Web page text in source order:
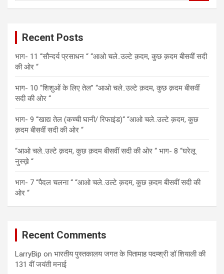
Recent Posts
भाग- 11 “सौन्दर्य प्रसाधन “ “आओ चले..उल्टे क़दम, कुछ क़दम बीसवीं सदी
की ओर “
भाग- 10 “शिशुओं के लिए तेल” “आओ चले..उल्टे क़दम, कुछ क़दम बीसवीं
सदी की ओर “
भाग- 9 “खाद्य तेल (कच्ची घानी/ रिफाइंड)“ “आओ चले..उल्टे क़दम, कुछ
क़दम बीसवीं सदी की ओर “
“आओ चले..उल्टे क़दम, कुछ क़दम बीसवीं सदी की ओर “ भाग- 8 “घरेलू
नुस्ख़े “
भाग- 7 “पैदल चलना “ “आओ चले..उल्टे क़दम, कुछ क़दम बीसवीं सदी की
ओर “
Recent Comments
LarryBip on भारतीय पुस्तकालय जगत के पितामाह पदम्श्री डॉ शियाली की
131 वीं जयंती मनाई